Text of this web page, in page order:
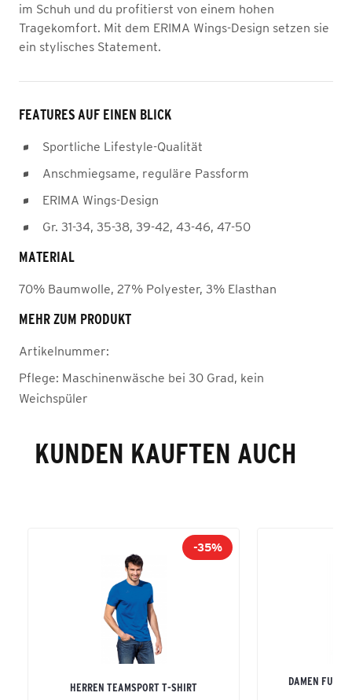
im Schuh und du profitierst von einem hohen
Tragekomfort. Mit dem ERIMA Wings-Design setzen sie
ein stylisches Statement.
FEATURES AUF EINEN BLICK
Sportliche Lifestyle-Qualität
Anschmiegsame, reguläre Passform
ERIMA Wings-Design
Gr. 31-34, 35-38, 39-42, 43-46, 47-50
MATERIAL
70% Baumwolle, 27% Polyester, 3% Elasthan
MEHR ZUM PRODUKT
Artikelnummer:
Pflege: Maschinenwäsche bei 30 Grad, kein
Weichspüler
KUNDEN KAUFTEN AUCH
-35%
HERREN TEAMSPORT T-SHIRT
DAMEN